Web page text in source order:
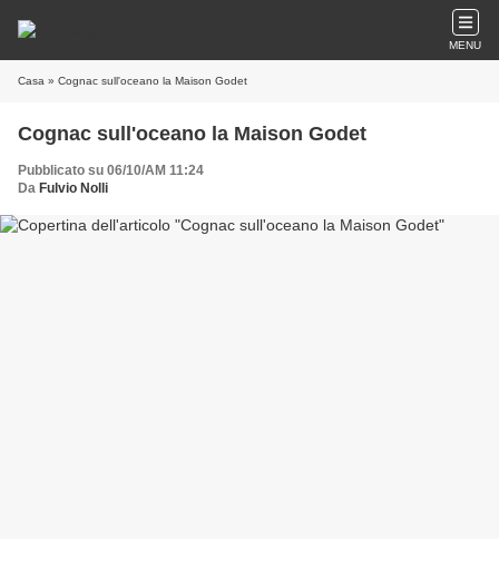
MENU
Casa » Cognac sull'oceano la Maison Godet
Cognac sull'oceano la Maison Godet
Pubblicato su 06/10/AM 11:24
Da Fulvio Nolli